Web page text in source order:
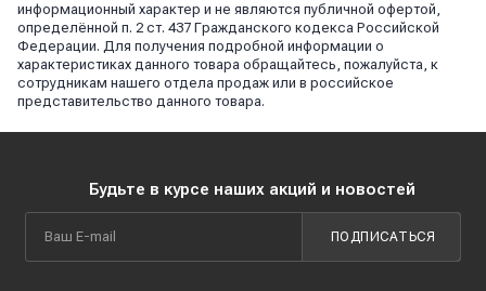
информационный характер и не являются публичной офертой,
определённой п. 2 ст. 437 Гражданского кодекса Российской
Федерации. Для получения подробной информации о
характеристиках данного товара обращайтесь, пожалуйста, к
сотрудникам нашего отдела продаж или в российское
представительство данного товара.
Будьте в курсе наших акций и новостей
ПОДПИСАТЬСЯ